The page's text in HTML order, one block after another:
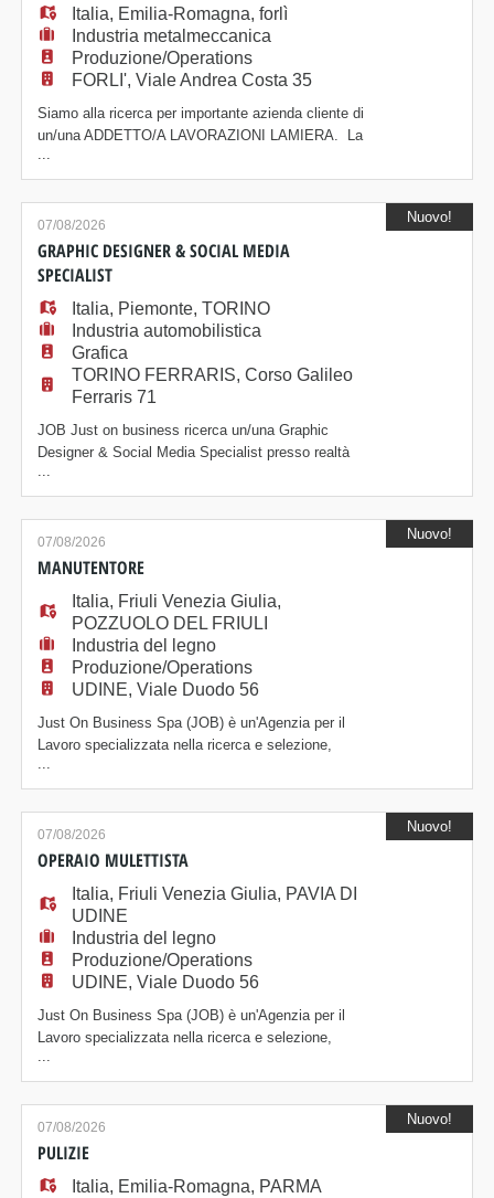
Italia, Emilia-Romagna, forlì
Industria metalmeccanica
Produzione/Operations
FORLI', Viale Andrea Costa 35
Siamo alla ricerca per importante azienda cliente di
un/una ADDETTO/A LAVORAZIONI LAMIERA. La
risorsa sarà inserita all'interno del reparto produttivo e
si occuperà della gestione e conduzione delle
macchine CNC per la lavorazione della lamiera.
Principali responsabilità: - Impostazione delle
macchine CNC: piegatrici, punzonatrici, taglio lase
...
07/08/2026
GRAPHIC DESIGNER & SOCIAL MEDIA
SPECIALIST
Italia, Piemonte, TORINO
Industria automobilistica
Grafica
TORINO FERRARIS, Corso Galileo
Ferraris 71
JOB Just on business ricerca un/una Graphic
Designer & Social Media Specialist presso realtà
situata nella zona nord di Torino. Cerchiamo una
persona creativa, organizzata e curiosa, con solide
competenze nella grafica digitale e nella
comunicazione sui social, desiderosa di crescere in
un contesto dinamico e strutturato. Di cosa ti
...
Nuovo!
07/08/2026
MANUTENTORE
Italia, Friuli Venezia Giulia,
POZZUOLO DEL FRIULI
Industria del legno
Produzione/Operations
UDINE, Viale Duodo 56
Just On Business Spa (JOB) è un'Agenzia per il
Lavoro specializzata nella ricerca e selezione,
amministrazione e formazione del personale, presente
sul mercato da oltre vent'anni. Per importante azienda
operante nel settore della lavorazione del legno,
ricerchiamo un: MANUTENTORE INDUSTRIALE La
risorsa verrà inserita all'interno del team manuten
...
Nuovo!
07/08/2026
OPERAIO MULETTISTA
Italia, Friuli Venezia Giulia, PAVIA DI
UDINE
Industria del legno
Produzione/Operations
UDINE, Viale Duodo 56
Just On Business Spa (JOB) è un'Agenzia per il
Lavoro specializzata nella ricerca e selezione,
amministrazione e formazione del personale, presente
sul mercato da oltre vent'anni. Per azienda cliente
operante nel settore della lavorazione del legno,
ricerchiamo un: OPERAIO MULETTISTA /
MANUTENTORE La risorsa si occuperà di: -
...
Nuovo!
07/08/2026
PULIZIE
Italia, Emilia-Romagna, PARMA
Nuovo!